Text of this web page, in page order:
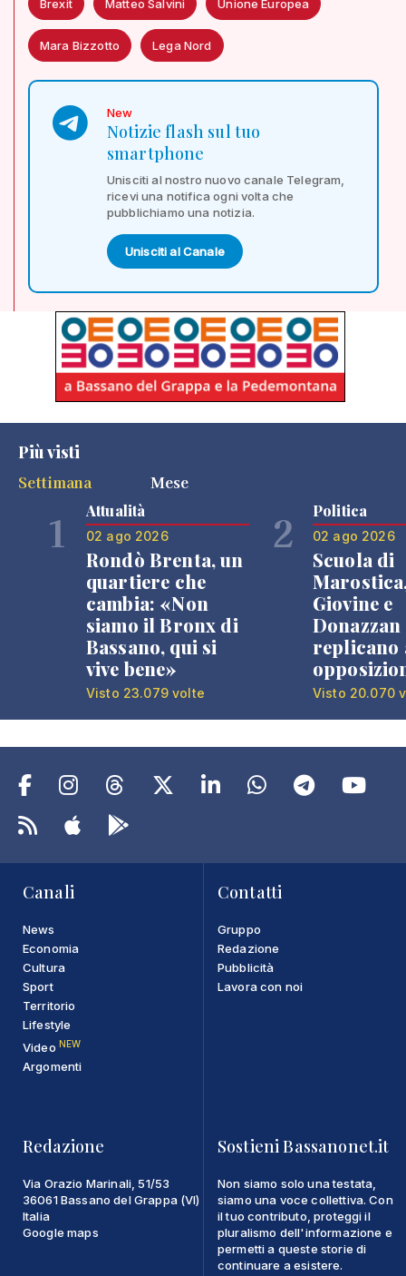
Brexit Matteo Salvini Unione Europea
Mara Bizzotto Lega Nord
New
Notizie flash sul tuo
smartphone
Unisciti al nostro nuovo canale Telegram,
ricevi una notifica ogni volta che
pubblichiamo una notizia.
Unisciti al Canale
Più visti
Settimana
Mese
1 Attualità
02 ago 2026
Rondò Brenta, un
quartiere che
cambia: «Non
siamo il Bronx di
Bassano, qui si
vive bene»
Visto 23.079 volte
2 Politica
02 ago 2026
Scuola di
Giovine e
Donazzan
replicano
Visto 20.070
Canali
News
Economia
Cultura
Sport
Territorio
Lifestyle
Video NEW
Argomenti
Contatti
Gruppo
Redazione
Pubblicità
Lavora con noi
Redazione
Via Orazio Marinali, 51/53
36061 Bassano del Grappa (VI)
Italia
Google maps
Sostieni Bassanonet.it
Non siamo solo una testata,
siamo una voce collettiva. Con
il tuo contributo, proteggi il
pluralismo dell'informazione e
permetti a queste storie di
continuare a esistere.